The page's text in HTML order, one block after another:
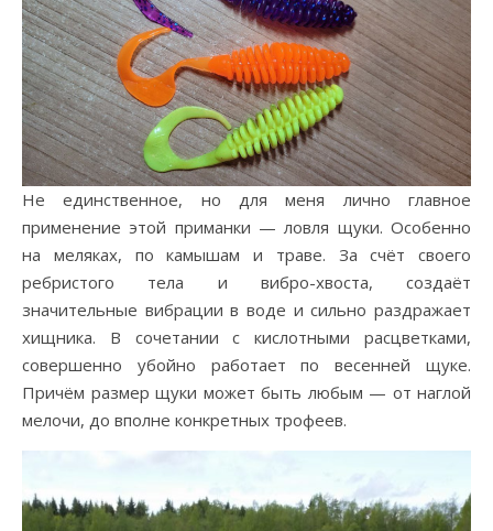
Не единственное, но для меня лично главное
применение этой приманки — ловля щуки. Особенно
на меляках, по камышам и траве. За счёт своего
ребристого тела и вибро-хвоста, создаёт
значительные вибрации в воде и сильно раздражает
хищника. В сочетании с кислотными расцветками,
совершенно убойно работает по весенней щуке.
Причём размер щуки может быть любым — от наглой
мелочи, до вполне конкретных трофеев.